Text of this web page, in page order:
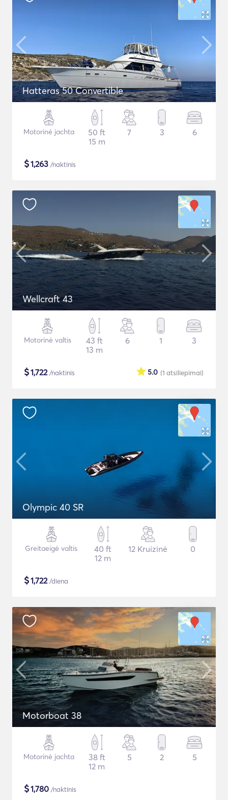
Hatteras 50 Convertible
Motorinė jachta
50 ft
15 m
7 3 6
$1,263 /naktinis
Wellcraft 43
Motorinė valtis
43 ft
13 m
6 1 3
$1,722/naktinis (1 atsiliepimai)
5.0
Olympic 40 SR
Greitaeigė valtis
40 ft
12 m
12 Kruizinė 0
$1,722/diena
Motorboat 38
Motorinė jachta
38 ft
12 m
5 2 5
$1,780 /naktinis